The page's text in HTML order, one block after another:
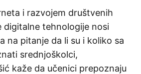
i razvojem društvenih
digitalne tehnologije nosi
na pitanje da li su i koliko sa
srednjoškolci,
kaže da učenici prepoznaju